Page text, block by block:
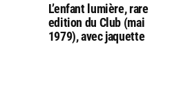
L’enfant lumière, rare
edition du Club (mai
1979), avec jaquette